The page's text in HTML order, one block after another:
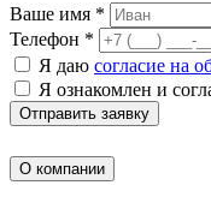
Ваше имя *
Телефон *
Я даю согласие на
Я ознакомлен и
Отправить заявку
О компании